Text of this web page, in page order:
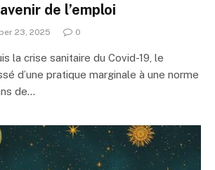
de l’emploi
23, 2025 0
la crise sanitaire du Covid-19, le
d’une pratique marginale à une norme
de…